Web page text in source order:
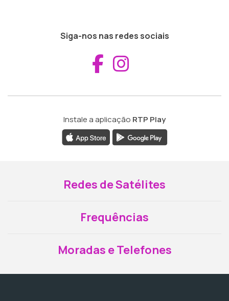
Siga-nos nas redes sociais
Aceder ao
Instale a aplicação RTP Play
Redes de Satélites
Frequências
Moradas e Telefones